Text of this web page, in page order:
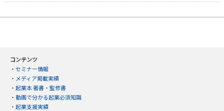
コンテンツ
・ セミナー情報
・ メディア掲載実績
・ 起業本 著書・監修書
・ 動画で分かる起業必須知識
・ 起業支援実績